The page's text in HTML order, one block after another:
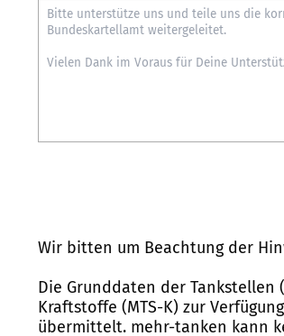
Wir bitten um Beachtung der
Die Grunddaten der Tankstellen
Kraftstoffe (MTS-K) zur
übermittelt. mehr-tanken kann